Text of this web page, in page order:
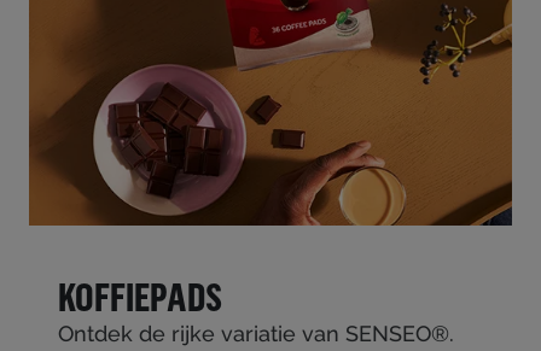
KOFFIEPADS
Ontdek de rijke variatie van SENSEO®.